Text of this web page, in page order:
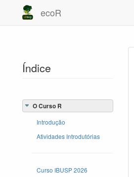
ecoR
Índice
O Curso R
Introdução
Atividades Introdutórias
Curso IBUSP 2026